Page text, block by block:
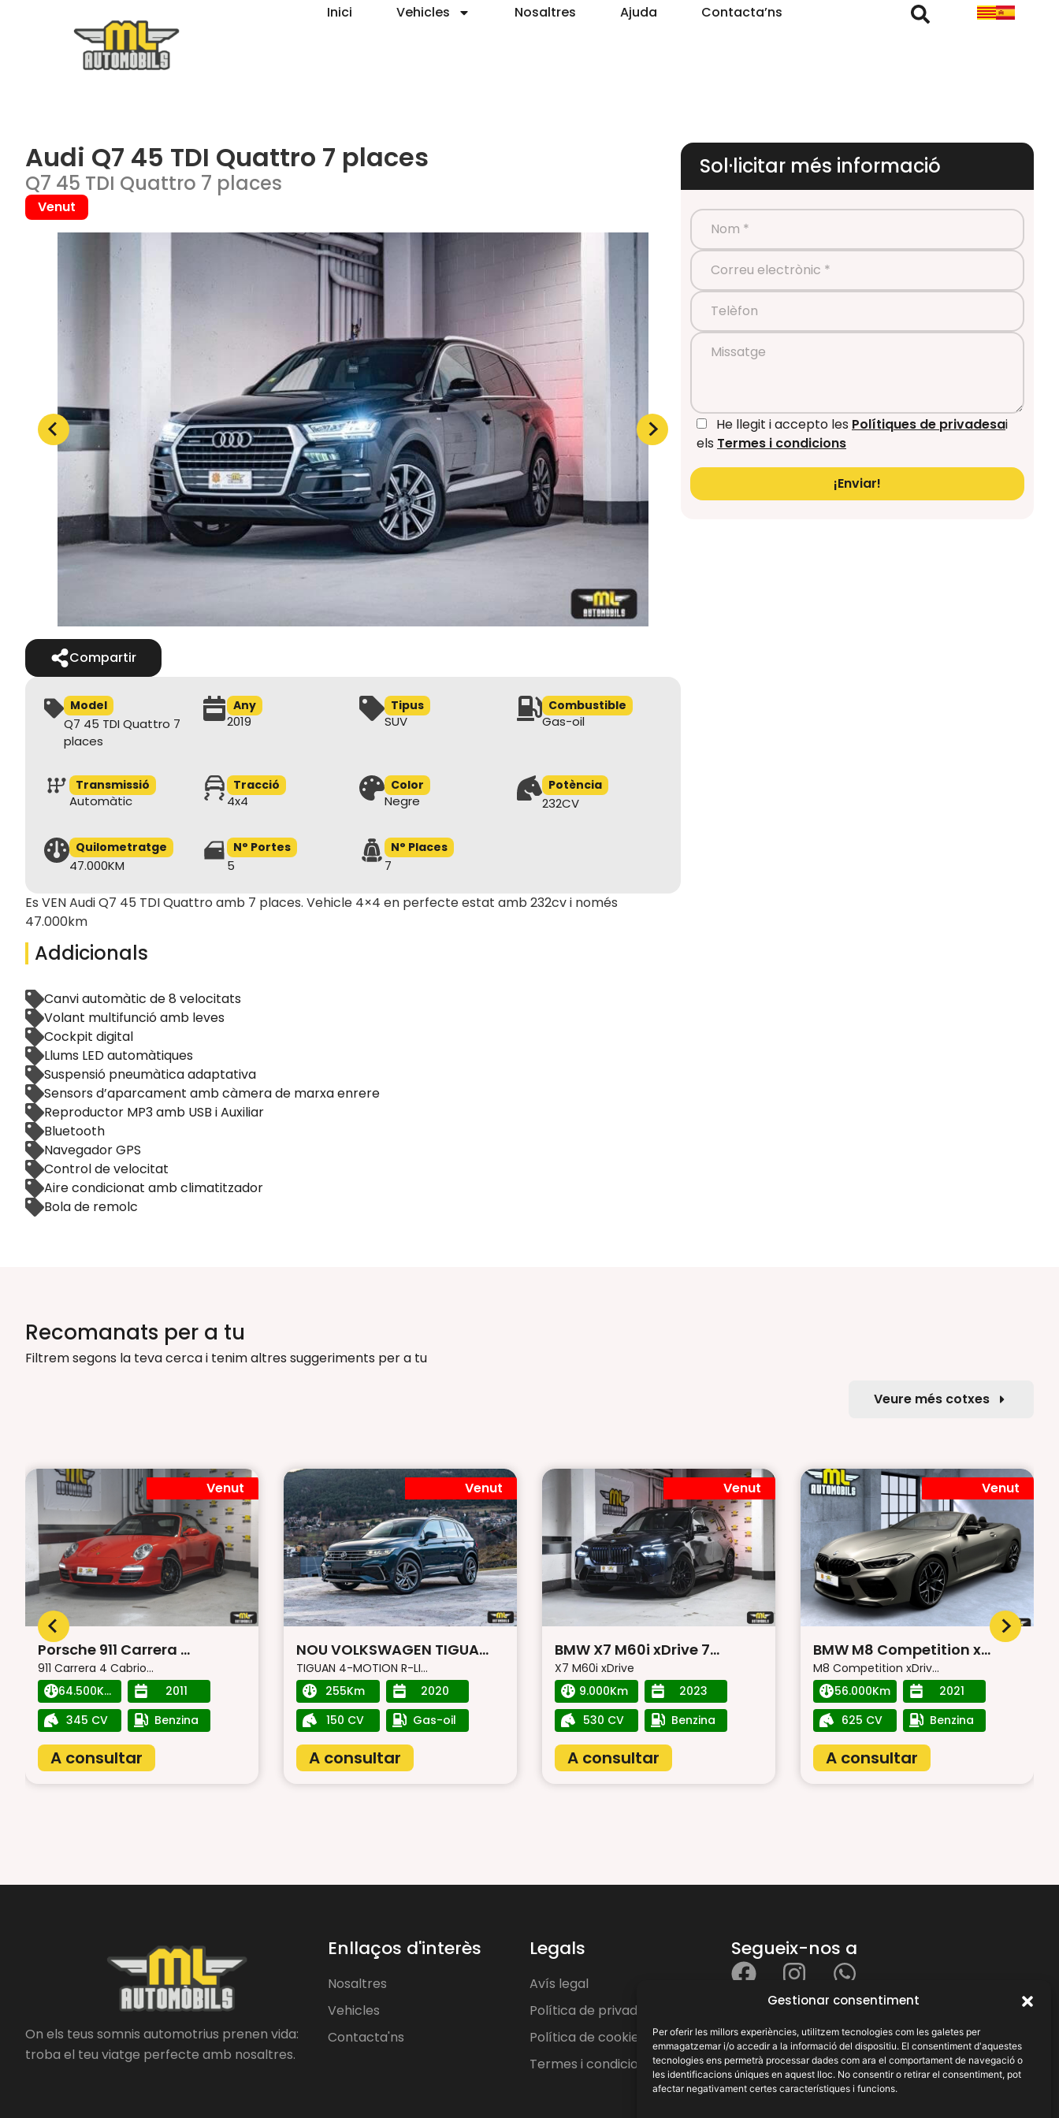
Gestionar consentiment
Per oferir les millors experiències, utilitzem tecnologies com les galetes per
emmagatzemar i/o accedir a la informació del dispositiu. El consentiment d'aquestes
tecnologies ens permetrà processar dades com ara el comportament de navegació o
les identificacions úniques en aquest lloc. No consentir o retirar el consentiment, pot
afectar negativament certes característiques i funcions.
Inici Vehicles Nosaltres Ajuda Contacta’ns
Audi Q7 45 TDI Quattro 7 places
Q7 45 TDI Quattro 7 places
Venut
Compartir
Model
Q7 45 TDI Quattro 7
places
Any
2019
Tipus
SUV
Combustible
Gas-oil
Transmissió
Automàtic
Tracció
4x4
Color
Negre
Potència
232CV
Quilometratge
47.000KM
N° Portes
5
N° Places
7
Es VEN Audi Q7 45 TDI Quattro amb 7 places. Vehicle 4×4 en perfecte estat amb 232cv i només
47.000km
Addicionals
Canvi automàtic de 8 velocitats
Volant multifunció amb leves
Cockpit digital
Llums LED automàtiques
Suspensió pneumàtica adaptativa
Sensors d’aparcament amb càmera de marxa enrere
Reproductor MP3 amb USB i Auxiliar
Bluetooth
Navegador GPS
Control de velocitat
Aire condicionat amb climatitzador
Bola de remolc
Sol·licitar més informació
Nom *
Correu electrònic *
Telèfon
Missatge
He llegit i accepto les Polítiques de privadesai
els Termes i condicions
¡Enviar!
Recomanats per a tu
Filtrem segons la teva cerca i tenim altres suggeriments per a tu
Veure més cotxes
Venut
Porsche 911 Carrera ...
911 Carrera 4 Cabrio...
64.500Km
2011
345 CV
Benzina
A consultar
Venut
NOU VOLKSWAGEN TIGUA...
TIGUAN 4-MOTION R-LI...
255Km
2020
150 CV
Gas-oil
A consultar
Venut
BMW X7 M60i xDrive 7...
X7 M60i xDrive
9.000Km
2023
530 CV
Benzina
A consultar
Venut
BMW M8 Competition x...
M8 Competition xDriv...
56.000Km
2021
625 CV
Benzina
A consultar
On els teus somnis automotrius prenen vida:
troba el teu viatge perfecte amb nosaltres.
Enllaços d'interès
Nosaltres
Vehicles
Contacta'ns
Legals
Avís legal
Política de privadesa
Política de cookies
Termes i condicions
Segueix-nos a
X